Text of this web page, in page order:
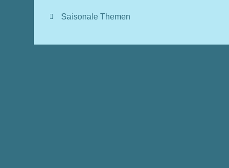
Saisonale Themen